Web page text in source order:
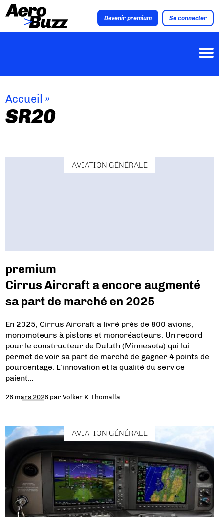
Devenir premium Se connecter
Accueil »
SR20
AVIATION GÉNÉRALE
premium
Cirrus Aircraft a encore augmenté
sa part de marché en 2025
En 2025, Cirrus Aircraft a livré près de 800 avions,
monomoteurs à pistons et monoréacteurs. Un record
pour le constructeur de Duluth (Minnesota) qui lui
permet de voir sa part de marché de gagner 4 points de
pourcentage. L’innovation et la qualité du service
paient…
26 mars 2026 parVolker K. Thomalla
AVIATION GÉNÉRALE